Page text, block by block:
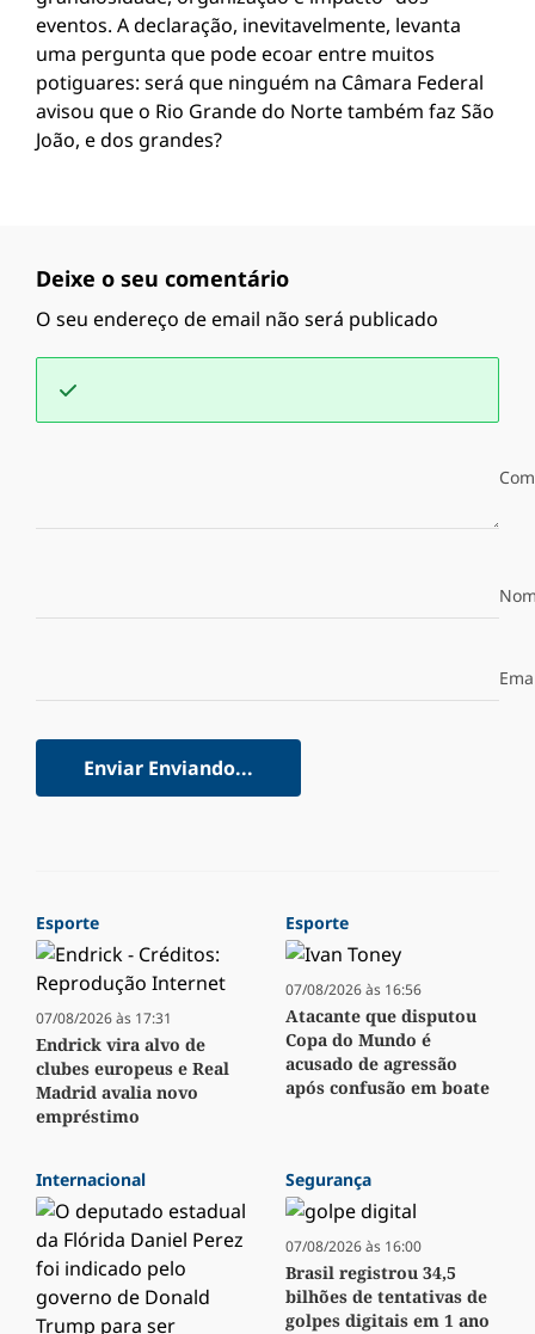
eventos. A declaração, inevitavelmente, levanta
uma pergunta que pode ecoar entre muitos
potiguares: será que ninguém na Câmara Federal
avisou que o Rio Grande do Norte também faz São
João, e dos grandes?
Deixe o seu comentário
O seu endereço de email não será publicado
Enviar Enviando...
Esporte
07/08/2026 às 17:31
Endrick vira alvo de
clubes europeus e Real
Madrid avalia novo
empréstimo
Esporte
07/08/2026 às 16:56
Atacante que disputou
Copa do Mundo é
acusado de agressão
após confusão em boate
Internacional Segurança
07/08/2026 às 16:00
Brasil registrou 34,5
bilhões de tentativas de
golpes digitais em 1 ano